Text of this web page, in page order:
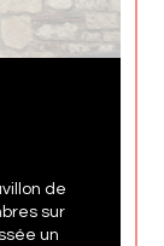
de
sur
un